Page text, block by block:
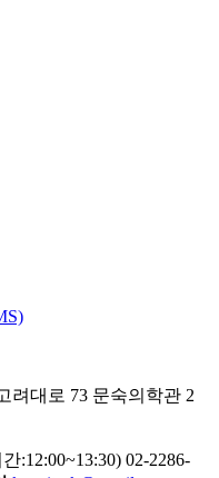
려대로 73 문숙의학관 2
:12:00~13:30) 02-2286-